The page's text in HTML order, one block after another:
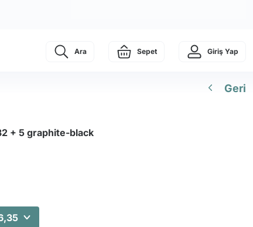
Ara Sepet Giriş Yap
Geri
+ 5 graphite-black